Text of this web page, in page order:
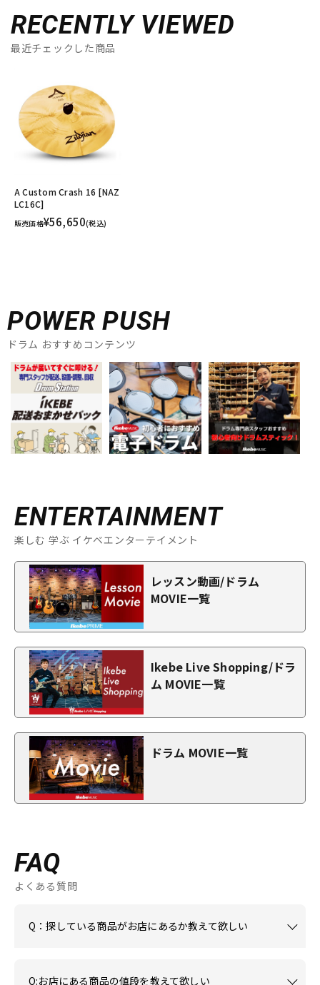
RECENTLY VIEWED
最近チェックした商品
A Custom Crash 16 [NAZ
LC16C]
販売価格¥56,650(税込)
POWER PUSH
ドラム おすすめコンテンツ
ENTERTAINMENT
楽しむ 学ぶ イケベエンターテイメント
レッスン動画/ドラム
MOVIE一覧
Ikebe Live Shopping/ドラ
ム MOVIE一覧
ドラム MOVIE一覧
FAQ
よくある質問
Q：探している商品がお店にあるか教えて欲しい
Q:お店にある商品の値段を教えて欲しい